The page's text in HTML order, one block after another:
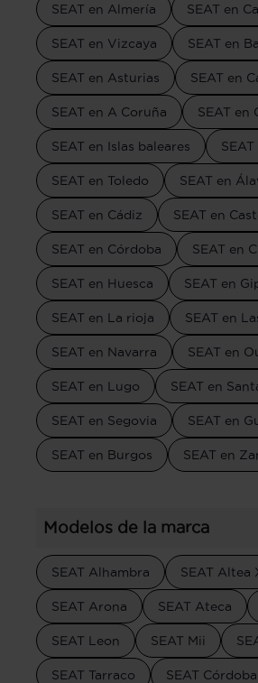
SEAT en Almería SEAT en
SEAT en Vizcaya SEAT en
SEAT en Asturias SEAT en
SEAT en A Coruña SEAT en
SEAT en Islas baleares
SEAT en Toledo SEAT en
SEAT en Cádiz SEAT en
SEAT en Córdoba SEAT en
SEAT en Huesca SEAT en
SEAT en La rioja SEAT en
SEAT en Navarra SEAT en
SEAT en Lugo SEAT en
SEAT en Segovia SEAT en
SEAT en Burgos SEAT en
Modelos de la marca
SEAT Alhambra SEAT Altea
SEAT Arona SEAT Ateca
SEAT Leon SEAT Mii
SEAT Tarraco SEAT Córdoba